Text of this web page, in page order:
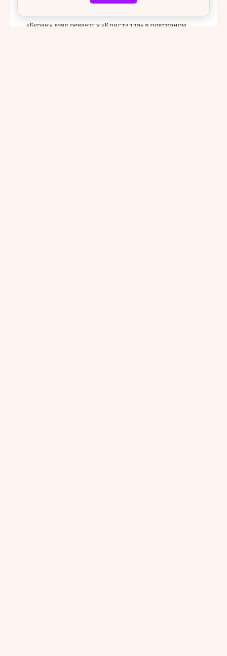
«Буран» взял реванш у «Кристалла» в повторном